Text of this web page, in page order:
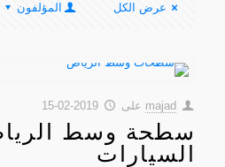
المؤلفون عرض الكل
majad على 2019-02-15
سطحة وسط
السيارات